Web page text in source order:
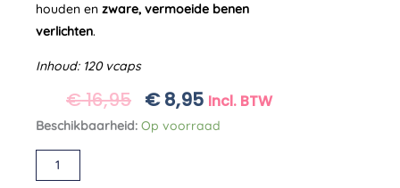
houden en zware, vermoeide benen
verlichten.
Inhoud: 120 vcaps
€16,95 O
O
R
€8,95H
U
I
Incl. BTW
Beschikbaarheid: Op voorraad
Chrysanthellum
Purasana
aantal